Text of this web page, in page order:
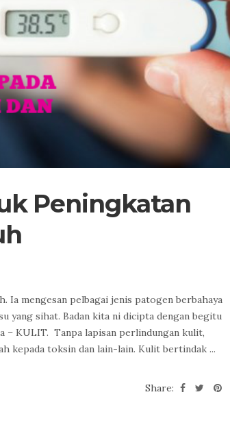
Peningkatan
Ia mengesan pelbagai jenis patogen berbahaya
yang sihat. Badan kita ni dicipta dengan begitu
– KULIT. Tanpa lapisan perlindungan kulit,
kepada toksin dan lain-lain. Kulit bertindak ...
Share: